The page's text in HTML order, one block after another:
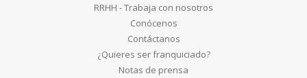
RRHH - Trabaja con nosotros
Conócenos
Contáctanos
¿Quieres ser franquiciado?
Notas de prensa